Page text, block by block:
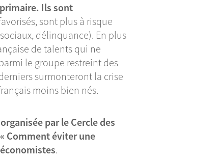
Ils sont
sont plus à risque
délinquance). En plus
de talents qui ne
le groupe restreint des
surmonteront la crise
moins bien nés.
par le Cercle des
Comment éviter une
.